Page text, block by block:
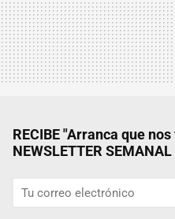
RECIBE "Arranca que
NEWSLETTER SEMANAL